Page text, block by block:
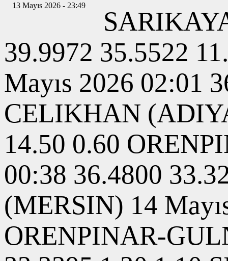
13 Mayıs 2026 - 23:49
39.9972 35.5522
Mayıs 2026 02:01
CELIKHAN
14.50 0.60
00:38 36.4800
(MERSIN) 14
ORENPINAR-